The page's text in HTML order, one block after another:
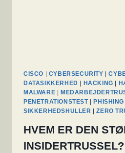
CISCO CYBERSECURITY |
DATASIKKERHED
HACKING
MALWARE
PENETRATIONSTEST| PHISHING
SIKKERHEDSHULLER |ZERO
HVEM ER DEN
INSIDERTRUSSEL?